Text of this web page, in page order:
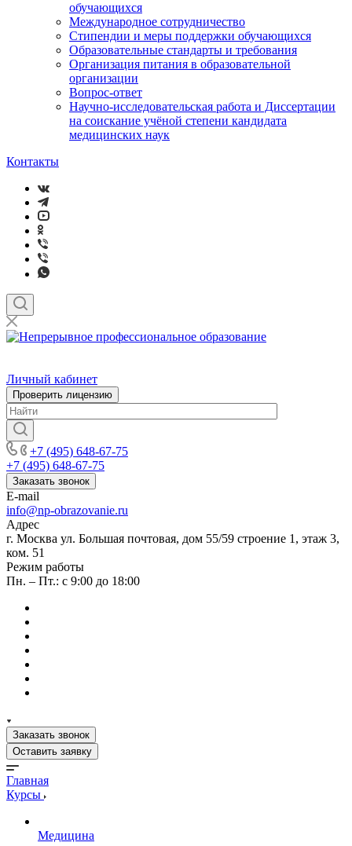
обучающихся
Международное сотрудничество
Стипендии и меры поддержки обучающихся
Образовательные стандарты и требования
Организация питания в образовательной
организации
Вопрос-ответ
Научно-исследовательская работа и Диссертации
на соискание учёной степени кандидата
медицинских наук
Контакты
Личный кабинет
Проверить лицензию
+7 (495) 648-67-75
+7 (495) 648-67-75
Заказать звонок
E-mail
info@np-obrazovanie.ru
Адрес
г. Москва ул. Большая почтовая, дом 55/59 строение 1, этаж 3,
ком. 51
Режим работы
Пн. – Пт.: с 9:00 до 18:00
Заказать звонок
Оставить заявку
Главная
Курсы
Медицина